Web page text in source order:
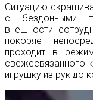
Ситуацию
с бездонными
внешности
покоряет
проходит в
свежесвязанного
игрушку из рук до